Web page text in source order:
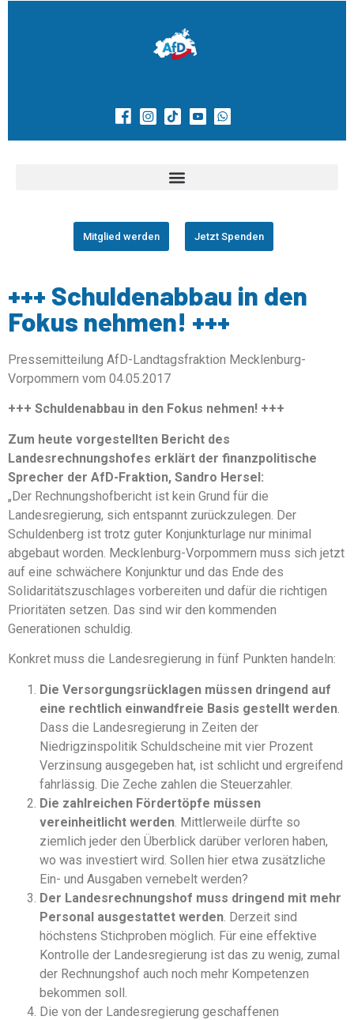
Mitglied werden Jetzt Spenden
+++ Schuldenabbau in den
Fokus nehmen! +++
Pressemitteilung AfD-Landtagsfraktion Mecklenburg-
Vorpommern vom 04.05.2017
+++ Schuldenabbau in den Fokus nehmen! +++
Zum heute vorgestellten Bericht des
Landesrechnungshofes erklärt der finanzpolitische
Sprecher der AfD-Fraktion, Sandro Hersel:
„Der Rechnungshofbericht ist kein Grund für die
Landesregierung, sich entspannt zurückzulegen. Der
Schuldenberg ist trotz guter Konjunkturlage nur minimal
abgebaut worden. Mecklenburg-Vorpommern muss sich jetzt
auf eine schwächere Konjunktur und das Ende des
Solidaritätszuschlages vorbereiten und dafür die richtigen
Prioritäten setzen. Das sind wir den kommenden
Generationen schuldig.
Konkret muss die Landesregierung in fünf Punkten handeln:
Die Versorgungsrücklagen müssen dringend auf
eine rechtlich einwandfreie Basis gestellt werden
Dass die Landesregierung in Zeiten der
Niedrigzinspolitik Schuldscheine mit vier Prozent
Verzinsung ausgegeben hat, ist schlicht und ergreifend
fahrlässig. Die Zeche zahlen die Steuerzahler.
Die zahlreichen Fördertöpfe müssen
vereinheitlicht werden . Mittlerweile dürfte so
ziemlich jeder den Überblick darüber verloren haben,
wo was investiert wird. Sollen hier etwa zusätzliche
Ein- und Ausgaben vernebelt werden?
Der Landesrechnungshof muss dringend mit mehr
Personal ausgestattet werden . Derzeit sind
höchstens Stichproben möglich. Für eine effektive
Kontrolle der Landesregierung ist das zu wenig, zumal
der Rechnungshof auch noch mehr Kompetenzen
bekommen soll.
Die von der Landesregierung geschaffenen